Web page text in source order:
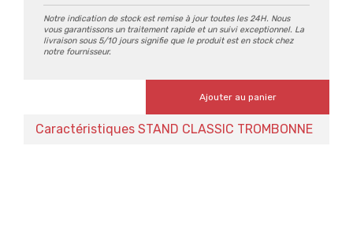
Notre indication de stock est remise à jour toutes les 24H. Nous
vous garantissons un traitement rapide et un suivi exceptionnel. La
livraison sous 5/10 jours signifie que le produit est en stock chez
notre fournisseur.
Ajouter au panier
Caractéristiques STAND CLASSIC TROMBONNE